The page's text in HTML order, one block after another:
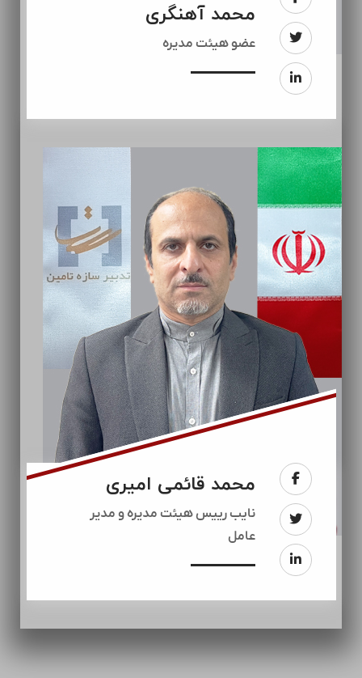
محمد آهنگری
عضو هیئت مدیره
محمد قائمی امیری
نایب رییس هیئت مدیره و مدیر
عامل